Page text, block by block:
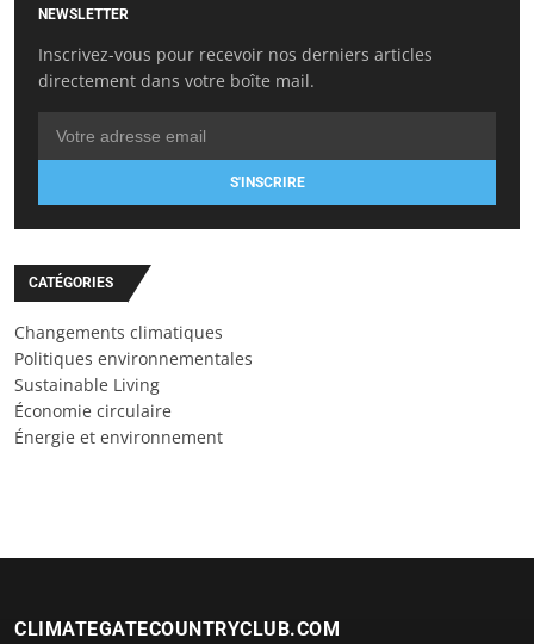
NEWSLETTER
Inscrivez-vous pour recevoir nos derniers articles
directement dans votre boîte mail.
S'INSCRIRE
CATÉGORIES
Changements climatiques
Politiques environnementales
Sustainable Living
Économie circulaire
Énergie et environnement
CLIMATEGATECOUNTRYCLUB.COM